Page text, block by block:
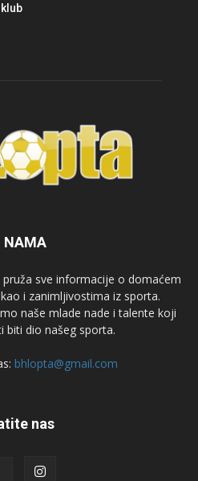
NAMA
sve informacije o domaćem
i zanimljivostima iz sporta.
naše mlade nade i talente koji
biti dio našeg sporta.
bhlopta@gmail.com
nas